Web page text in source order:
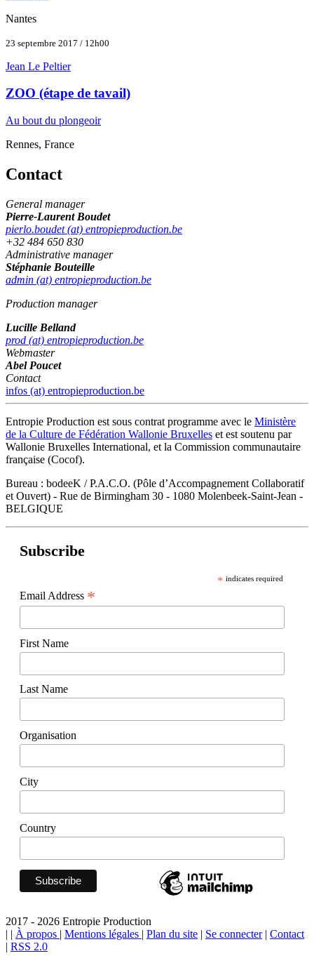
Nantes
23 septembre 2017 / 12h00
Jean Le Peltier
ZOO (étape de tavail)
Au bout du plongeoir
Rennes, France
Contact
General manager
Pierre-Laurent Boudet
pierlo.boudet (at) entropieproduction.be
+32 484 650 830
Administrative manager
Stéphanie Bouteille
admin (at) entropieproduction.be
Production manager
Lucille Belland
prod (at) entropieproduction.be
Webmaster
Abel Poucet
Contact
infos (at) entropieproduction.be
Entropie Production est sous contrat programme avec le Ministère
de la Culture de Fédération Wallonie Bruxelles et est soutenu par
Wallonie Bruxelles International, et la Commission communautaire
française (Cocof).
Bureau : bodeeK / P.A.C.O. (Pôle d’Accompagnement Collaboratif
et Ouvert) - Rue de Birmingham 30 - 1080 Molenbeek-Saint-Jean -
BELGIQUE
Subscribe
* indicates required
Email Address *
First Name
Last Name
Organisation
City
Country
2017 - 2026 Entropie Production
| | À propos | Mentions légales | Plan du site | Se connecter| Contact
| RSS 2.0